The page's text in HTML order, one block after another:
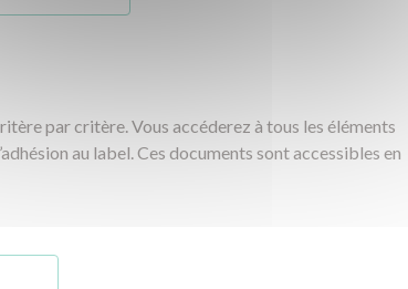
par critère. Vous accéderez à tous les éléments
au label. Ces documents sont accessibles en